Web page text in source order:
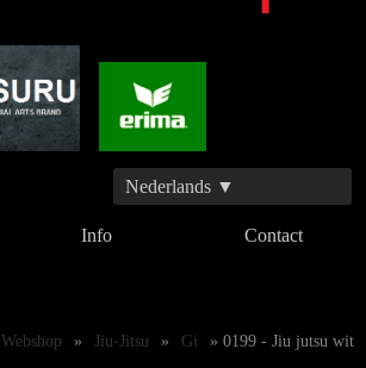
Nederlands ▼
Info Contact
Webshop » Jiu-Jitsu » Gi » 0199 - Jiu jutsu wit